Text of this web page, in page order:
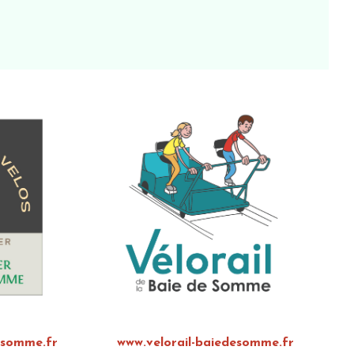
www.velorail-baiedesomme.fr